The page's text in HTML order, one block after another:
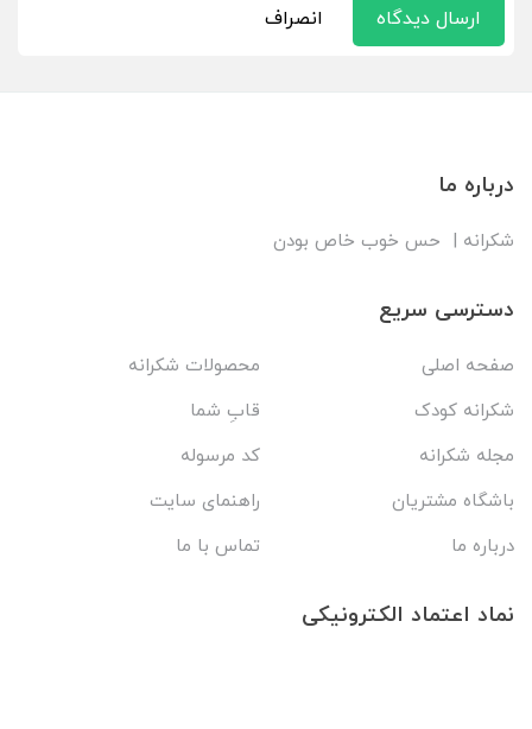
ارسال دیدگاه انصراف
درباره ما
شکرانه | حس خوب خاص بودن
دسترسی سریع
صفحه اصلی
محصولات شکرانه
شکرانه کودک
قابِ شما
مجله شکرانه
کد مرسوله
باشگاه مشتریان
راهنمای سایت
درباره ما
تماس با ما
نماد اعتماد الکترونیکی